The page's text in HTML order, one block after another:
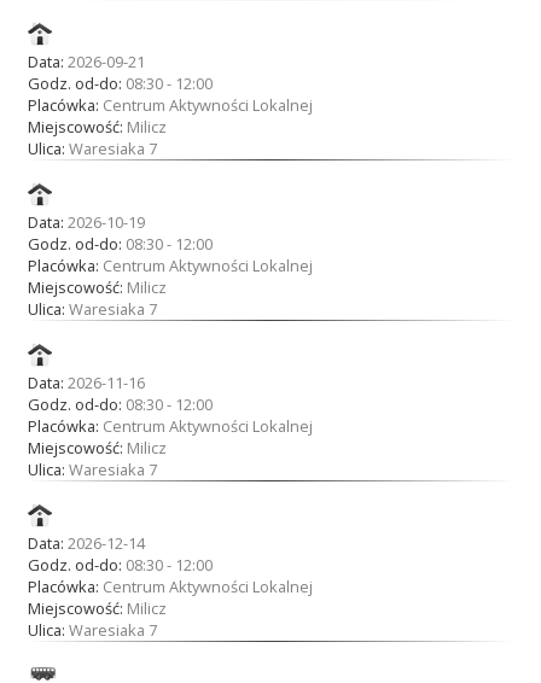
Data: 2026-09-21
Godz. od-do: 08:30 - 12:00
Placówka: Centrum Aktywności Lokalnej
Miejscowość: Milicz
Ulica: Waresiaka 7
Data: 2026-10-19
Godz. od-do: 08:30 - 12:00
Placówka: Centrum Aktywności Lokalnej
Miejscowość: Milicz
Ulica: Waresiaka 7
Data: 2026-11-16
Godz. od-do: 08:30 - 12:00
Placówka: Centrum Aktywności Lokalnej
Miejscowość: Milicz
Ulica: Waresiaka 7
Data: 2026-12-14
Godz. od-do: 08:30 - 12:00
Placówka: Centrum Aktywności Lokalnej
Miejscowość: Milicz
Ulica: Waresiaka 7